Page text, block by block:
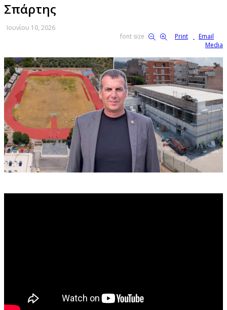
Σπάρτης
Ιουνίου 10, 2026
font size
Print
Email
Media